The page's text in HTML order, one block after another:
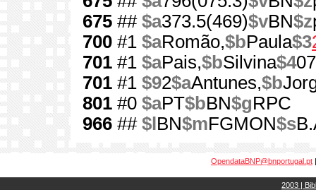
675 ## $a373.5(469)$vBN$z
700 #1 $aRomão,$bPaula$3
701 #1 $aPais,$bSilvina$4
701 #1 $92$aAntunes,$b
801 #0 $aPT$bBN$gRPC
966 ## $l BN$mFGMON$s
OpendataBNP@bnportugal.pt
2003 |